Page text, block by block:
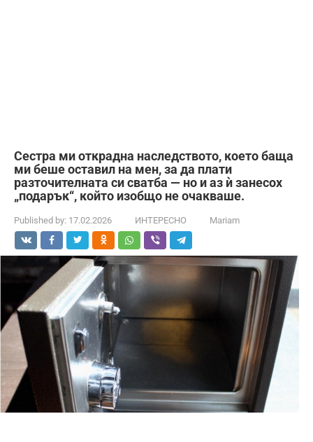
Сестра ми открадна наследството, което баща
ми беше оставил на мен, за да плати
разточителната си сватба — но и аз ѝ занесох
„подарък“, който изобщо не очакваше.
Published by: 17.02.2026 ИНТЕРЕСНО Mariam